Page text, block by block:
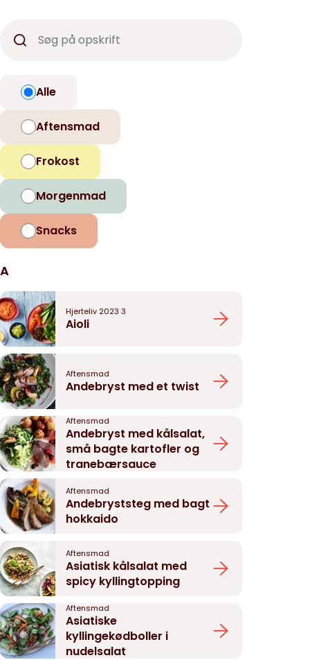
Alle
Aftensmad
Frokost
Morgenmad
Snacks
A
Hjerteliv 2023 3
Aioli
Aftensmad
Andebryst med et twist
Aftensmad
Andebryst med kålsalat,
små bagte kartofler og
tranebærsauce
Aftensmad
Andebryststeg med bagt
hokkaido
Aftensmad
Asiatisk kålsalat med
spicy kyllingtopping
Aftensmad
Asiatiske
kyllingekødboller i
nudelsalat